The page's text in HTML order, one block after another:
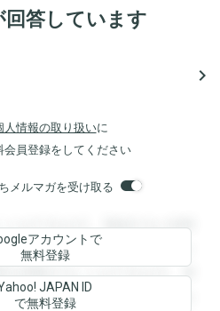
回答しています
navigate_next
人情報の取り扱いに
会員登録をしてください
メルマガを受け取る
とができます。登録すると回答
登録すると回答を閲覧すること
を閲覧することができます。登
ができます。登録すると回答を
アカウントで
無料登録
JAPAN ID
で無料登録